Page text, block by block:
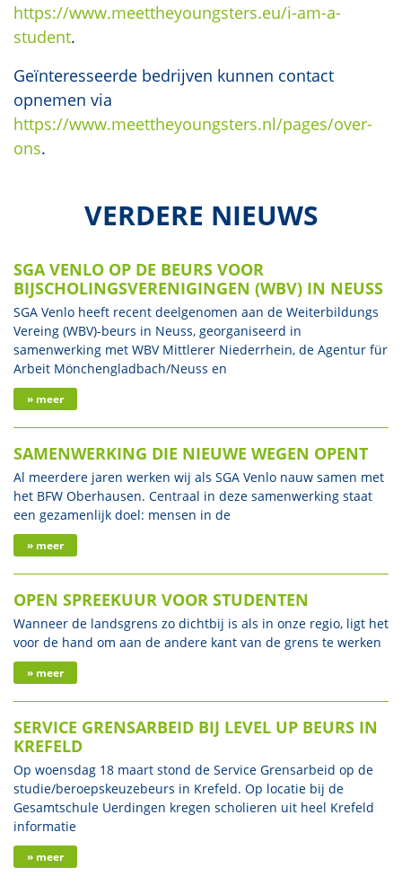
https://www.meettheyoungsters.eu/i-am-a-
student.
Geïnteresseerde bedrijven kunnen contact
opnemen via
https://www.meettheyoungsters.nl/pages/over-
ons.
VERDERE NIEUWS
SGA VENLO OP DE BEURS VOOR
BIJSCHOLINGSVERENIGINGEN (WBV) IN NEUSS
SGA Venlo heeft recent deelgenomen aan de Weiterbildungs
Vereing (WBV)-beurs in Neuss, georganiseerd in
samenwerking met WBV Mittlerer Niederrhein, de Agentur für
Arbeit Mönchengladbach/Neuss en
» meer
SAMENWERKING DIE NIEUWE WEGEN OPENT
Al meerdere jaren werken wij als SGA Venlo nauw samen met
het BFW Oberhausen. Centraal in deze samenwerking staat
een gezamenlijk doel: mensen in de
» meer
OPEN SPREEKUUR VOOR STUDENTEN
Wanneer de landsgrens zo dichtbij is als in onze regio, ligt het
voor de hand om aan de andere kant van de grens te werken
» meer
SERVICE GRENSARBEID BIJ LEVEL UP BEURS IN
KREFELD
Op woensdag 18 maart stond de Service Grensarbeid op de
studie/beroepskeuzebeurs in Krefeld. Op locatie bij de
Gesamtschule Uerdingen kregen scholieren uit heel Krefeld
informatie
» meer